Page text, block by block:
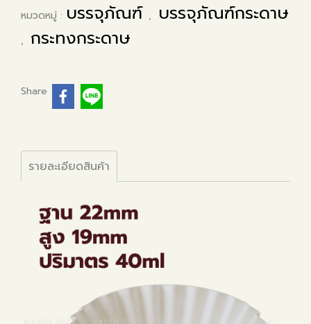
หมวดหมู่ : บรรจุภัณฑ์ , บรรจุภัณฑ์กระดาษ
, กระทงกระดาษ
Share
รายละเอียดสินค้า